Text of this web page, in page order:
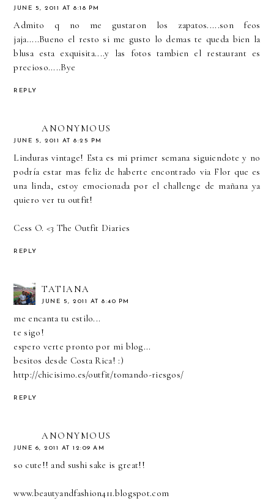
JUNE 5, 2011 AT 8:18 PM
Admito q no me gustaron los zapatos.....son feos
jaja.....Bueno el resto si me gusto lo demas te queda bien la
blusa esta exquisita....y las fotos tambien el restaurant es
precioso.....Bye
REPLY
ANONYMOUS
JUNE 5, 2011 AT 8:25 PM
Linduras vintage! Esta es mi primer semana siguiendote y no
podría estar mas feliz de haberte encontrado via Flor que es
una linda, estoy emocionada por el challenge de mañana ya
quiero ver tu outfit!
Cess O. <3 The Outfit Diaries
REPLY
TATIANA
JUNE 5, 2011 AT 8:40 PM
me encanta tu estilo...
te sigo!
espero verte pronto por mi blog...
besitos desde Costa Rica! :)
http://chicisimo.es/outfit/tomando-riesgos/
REPLY
ANONYMOUS
JUNE 6, 2011 AT 12:09 AM
so cute!! and sushi sake is great!!
www.beautyandfashion411.blogspot.com